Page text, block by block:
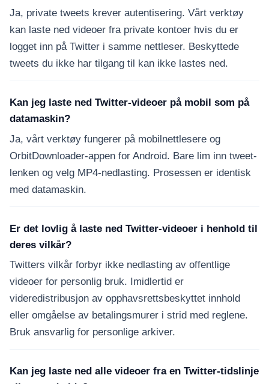
Ja, private tweets krever autentisering. Vårt verktøy
kan laste ned videoer fra private kontoer hvis du er
logget inn på Twitter i samme nettleser. Beskyttede
tweets du ikke har tilgang til kan ikke lastes ned.
Kan jeg laste ned Twitter-videoer på mobil som på
datamaskin?
Ja, vårt verktøy fungerer på mobilnettlesere og
OrbitDownloader-appen for Android. Bare lim inn tweet-
lenken og velg MP4-nedlasting. Prosessen er identisk
med datamaskin.
Er det lovlig å laste ned Twitter-videoer i henhold til
deres vilkår?
Twitters vilkår forbyr ikke nedlasting av offentlige
videoer for personlig bruk. Imidlertid er
videredistribusjon av opphavsrettsbeskyttet innhold
eller omgåelse av betalingsmurer i strid med reglene.
Bruk ansvarlig for personlige arkiver.
Kan jeg laste ned alle videoer fra en Twitter-tidslinje